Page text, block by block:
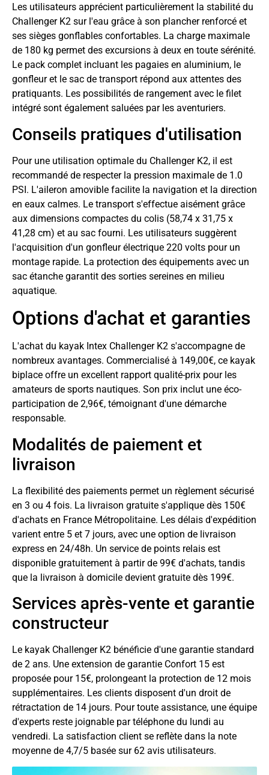
Les utilisateurs apprécient particulièrement la stabilité du
Challenger K2 sur l'eau grâce à son plancher renforcé et
ses sièges gonflables confortables. La charge maximale
de 180 kg permet des excursions à deux en toute sérénité.
Le pack complet incluant les pagaies en aluminium, le
gonfleur et le sac de transport répond aux attentes des
pratiquants. Les possibilités de rangement avec le filet
intégré sont également saluées par les aventuriers.
Conseils pratiques d'utilisation
Pour une utilisation optimale du Challenger K2, il est
recommandé de respecter la pression maximale de 1.0
PSI. L'aileron amovible facilite la navigation et la direction
en eaux calmes. Le transport s'effectue aisément grâce
aux dimensions compactes du colis (58,74 x 31,75 x
41,28 cm) et au sac fourni. Les utilisateurs suggèrent
l'acquisition d'un gonfleur électrique 220 volts pour un
montage rapide. La protection des équipements avec un
sac étanche garantit des sorties sereines en milieu
aquatique.
Options d'achat et garanties
L'achat du kayak Intex Challenger K2 s'accompagne de
nombreux avantages. Commercialisé à 149,00€, ce kayak
biplace offre un excellent rapport qualité-prix pour les
amateurs de sports nautiques. Son prix inclut une éco-
participation de 2,96€, témoignant d'une démarche
responsable.
Modalités de paiement et
livraison
La flexibilité des paiements permet un règlement sécurisé
en 3 ou 4 fois. La livraison gratuite s'applique dès 150€
d'achats en France Métropolitaine. Les délais d'expédition
varient entre 5 et 7 jours, avec une option de livraison
express en 24/48h. Un service de points relais est
disponible gratuitement à partir de 99€ d'achats, tandis
que la livraison à domicile devient gratuite dès 199€.
Services après-vente et garantie
constructeur
Le kayak Challenger K2 bénéficie d'une garantie standard
de 2 ans. Une extension de garantie Confort 15 est
proposée pour 15€, prolongeant la protection de 12 mois
supplémentaires. Les clients disposent d'un droit de
rétractation de 14 jours. Pour toute assistance, une équipe
d'experts reste joignable par téléphone du lundi au
vendredi. La satisfaction client se reflète dans la note
moyenne de 4,7/5 basée sur 62 avis utilisateurs.